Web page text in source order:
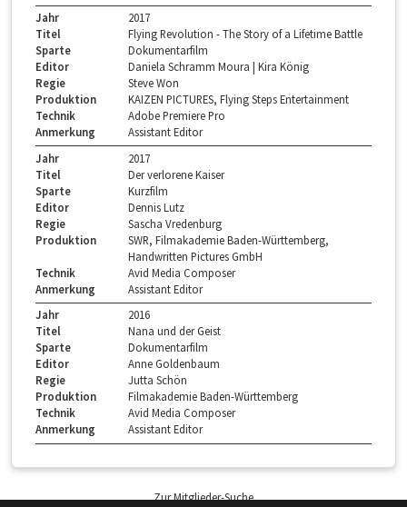
Jahr
2017
Titel
Flying Revolution - The Story of a Lifetime Battle
Sparte
Dokumentarfilm
Editor
Daniela Schramm Moura | Kira König
Regie
Steve Won
Produktion
KAIZEN PICTURES, Flying Steps Entertainment
Technik
Adobe Premiere Pro
Anmerkung
Assistant Editor
Jahr
2017
Titel
Der verlorene Kaiser
Sparte
Kurzfilm
Editor
Dennis Lutz
Regie
Sascha Vredenburg
Produktion
SWR, Filmakademie Baden-Württemberg,
Handwritten Pictures GmbH
Technik
Avid Media Composer
Anmerkung
Assistant Editor
Jahr
2016
Titel
Nana und der Geist
Sparte
Dokumentarfilm
Editor
Anne Goldenbaum
Regie
Jutta Schön
Produktion
Filmakademie Baden-Württemberg
Technik
Avid Media Composer
Anmerkung
Assistant Editor
Zur Mitglieder-Suche